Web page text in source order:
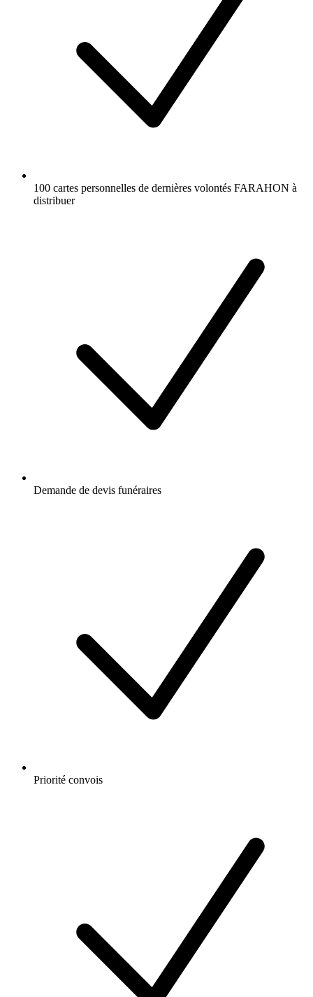
100 cartes personnelles de dernières volontés FARAHON à
distribuer
Demande de devis funéraires
Priorité convois